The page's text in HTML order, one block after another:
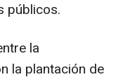
públicos.
la
la plantación de